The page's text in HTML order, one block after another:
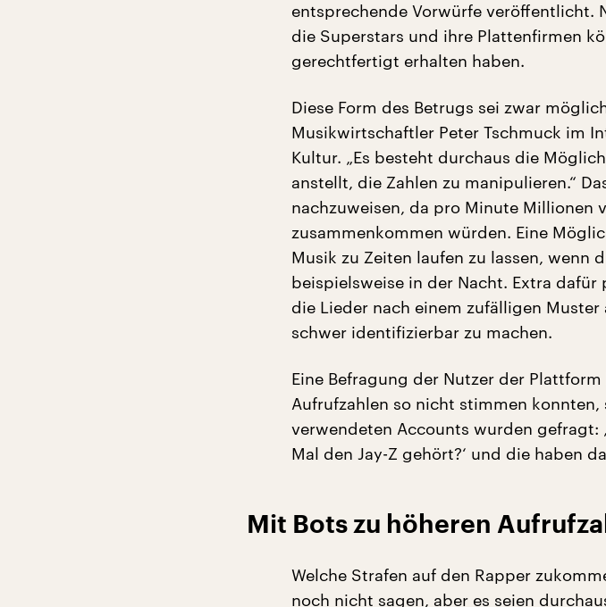
entsprechende Vorwürfe veröffentlicht.
die Superstars und ihre Plattenfirmen
gerechtfertigt erhalten haben.
Diese Form des Betrugs sei zwar
Musikwirtschaftler Peter Tschmuck im
Kultur. „Es besteht durchaus die
anstellt, die Zahlen zu manipulieren.“
nachzuweisen, da pro Minute Millionen
zusammenkommen würden. Eine
Musik zu Zeiten laufen zu lassen, wenn
beispielsweise in der Nacht. Extra
die Lieder nach einem zufälligen
schwer identifizierbar zu machen.
Eine Befragung der Nutzer der
Aufrufzahlen so nicht stimmen konnten,
verwendeten Accounts wurden gefragt:
Mal den Jay-Z gehört?‘ und die haben
Mit Bots zu höheren
Welche Strafen auf den Rapper
noch nicht sagen, aber es seien